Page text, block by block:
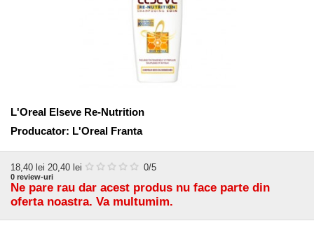
L'Oreal Elseve Re-Nutrition
Producator: L'Oreal Franta
18,40 lei 20,40 lei 0/5
0 review-uri
Ne pare rau dar acest produs nu face parte din
oferta noastra. Va multumim.